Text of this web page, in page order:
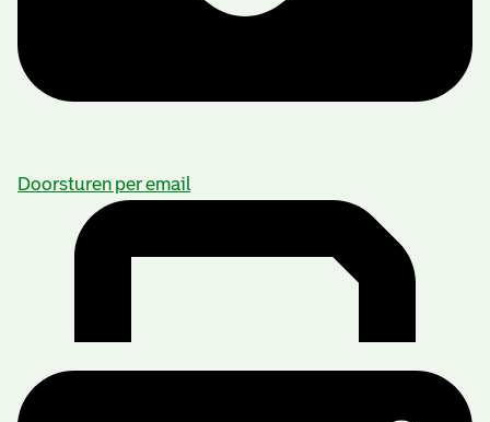
Doorsturen per email